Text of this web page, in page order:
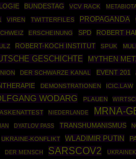
BUNDESTAG VCV RACK
VIREN TWITTERFILES PROPAGANDA
ERSCHEINUNG SPD ROBERT
ROBERT-KOCH INSTITUT SPUK
GESCHICHTE MYTHEN
DER SCHWARZE KANAL EVENT 201
DEMONSTRATIONEN ICIC.LAW
WODARG PLAUEN
NIEDERLANDE MRNA-
DYATLOV PASS TRANSHUMANISMUS
UKRAINE-KONFLIKT WLADIMIR PUTIN
DER MENSCH SARSCOV2